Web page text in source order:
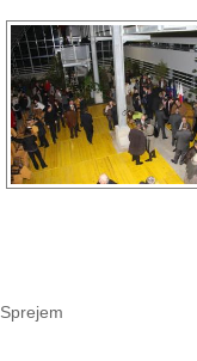
Sprejem